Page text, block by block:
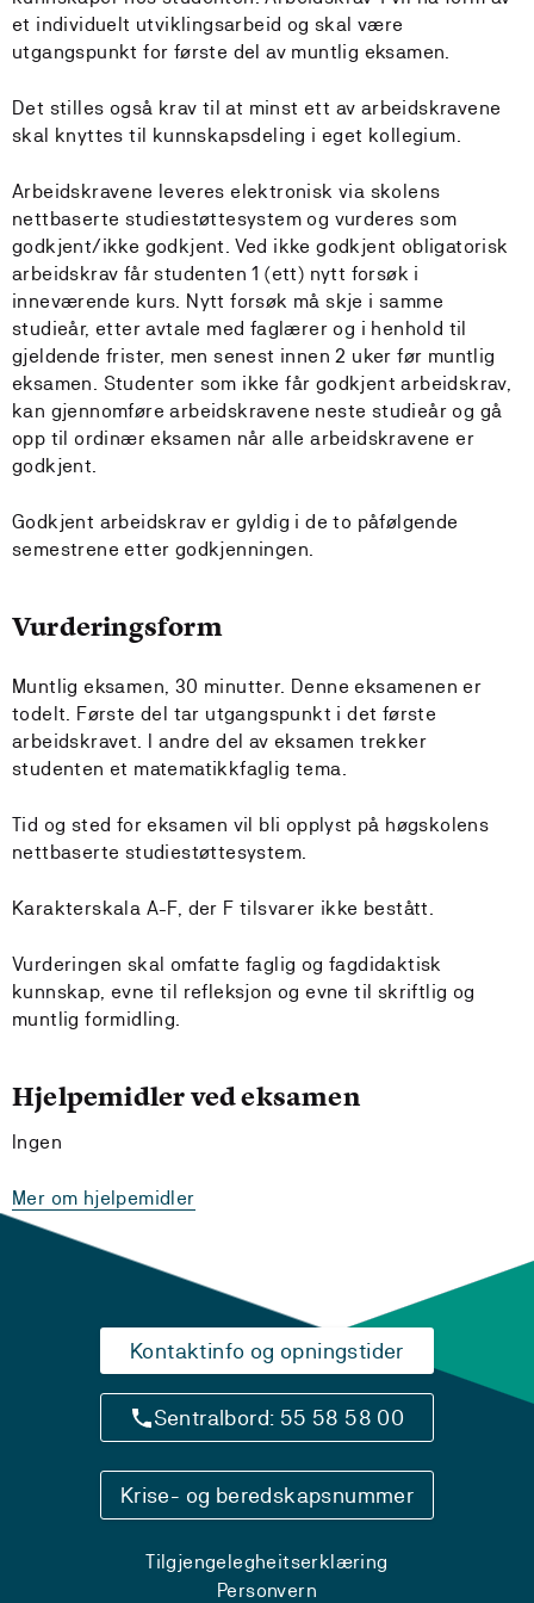
et individuelt utviklingsarbeid og skal være
utgangspunkt for første del av muntlig eksamen.
Det stilles også krav til at minst ett av arbeidskravene
skal knyttes til kunnskapsdeling i eget kollegium.
Arbeidskravene leveres elektronisk via skolens
nettbaserte studiestøttesystem og vurderes som
godkjent/ikke godkjent. Ved ikke godkjent obligatorisk
arbeidskrav får studenten 1 (ett) nytt forsøk i
inneværende kurs. Nytt forsøk må skje i samme
studieår, etter avtale med faglærer og i henhold til
gjeldende frister, men senest innen 2 uker før muntlig
eksamen. Studenter som ikke får godkjent arbeidskrav,
kan gjennomføre arbeidskravene neste studieår og gå
opp til ordinær eksamen når alle arbeidskravene er
godkjent.
Godkjent arbeidskrav er gyldig i de to påfølgende
semestrene etter godkjenningen.
Vurderingsform
Muntlig eksamen, 30 minutter. Denne eksamenen er
todelt. Første del tar utgangspunkt i det første
arbeidskravet. I andre del av eksamen trekker
studenten et matematikkfaglig tema.
Tid og sted for eksamen vil bli opplyst på høgskolens
nettbaserte studiestøttesystem.
Karakterskala A-F, der F tilsvarer ikke bestått.
Vurderingen skal omfatte faglig og fagdidaktisk
kunnskap, evne til refleksjon og evne til skriftlig og
muntlig formidling.
Hjelpemidler ved eksamen
Ingen
Mer om hjelpemidler
Kontaktinfo og opningstider
Sentralbord: 55 58 58 00
Krise- og beredskapsnummer
Tilgjengelegheitserklæring
Personvern